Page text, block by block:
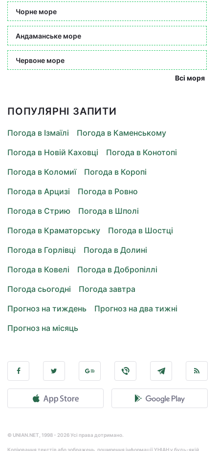
Чорне море
Андаманське море
Червоне море
Всі моря
ПОПУЛЯРНІ ЗАПИТИ
Погода в Ізмаїлі
Погода в Каменському
Погода в Новій Каховці
Погода в Конотопі
Погода в Коломиї
Погода в Коропі
Погода в Арцизі
Погода в Ровно
Погода в Стрию
Погода в Шполі
Погода в Краматорську
Погода в Шостці
Погода в Горлівці
Погода в Долині
Погода в Ковелі
Погода в Добропіллі
Погода сьогодні
Погода завтра
Прогноз на тиждень
Прогноз на два тижні
Прогноз на місяць
© UNIAN.NET, 1998 - 2026 Усі права дотримано.
Копіювання текстів або зображень, поширення інформації УНІАН у будь-якій